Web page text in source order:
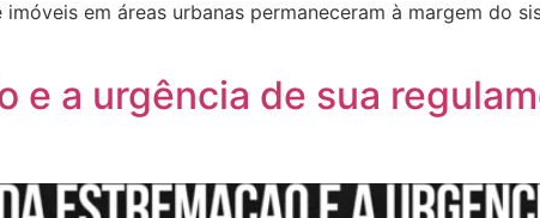
em áreas urbanas permaneceram à margem do
e a urgência de sua